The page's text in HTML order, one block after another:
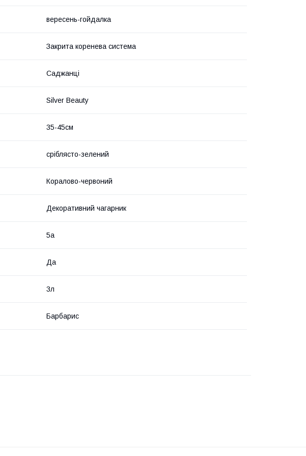
вересень-гойдалка
Закрита коренева система
Саджанці
Silver Beauty
35-45см
сріблясто-зелений
Коралово-червоний
Декоративний чагарник
5а
Да
3л
Барбарис